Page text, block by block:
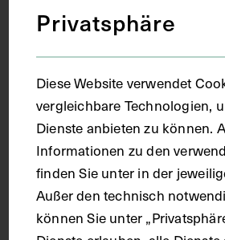
Fotografie
Maße
Privatsphäre
Diese Website verwendet
vergleichbare Technologien,
Dienste anbieten zu können.
Informationen zu den
finden Sie unter in der
Außer den technisch
können Sie unter